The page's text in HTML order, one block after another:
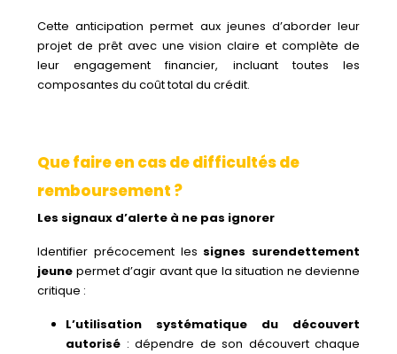
Cette anticipation permet aux jeunes d’aborder leur
projet de prêt avec une vision claire et complète de
leur engagement financier, incluant toutes les
composantes du coût total du crédit.
Que faire en cas de difficultés de
remboursement ?
Les signaux d’alerte à ne pas ignorer
Identifier précocement les signes surendettement
jeune permet d’agir avant que la situation ne devienne
critique :
L’utilisation systématique du découvert
autorisé : dépendre de son découvert chaque